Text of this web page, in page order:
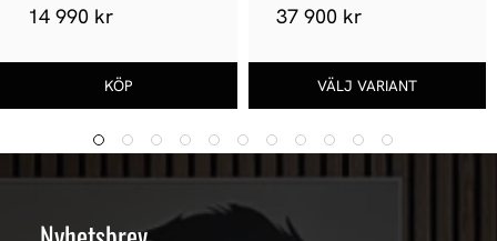
14 990 kr 37 900 kr